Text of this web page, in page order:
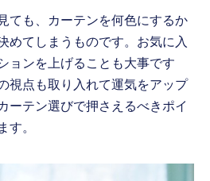
ても、カーテンを何色にするか
めてしまうものです。お気に入
ョンを上げることも大事です
視点も取り入れて運気をアップ
ーテン選びで押さえるべきポイ
す。